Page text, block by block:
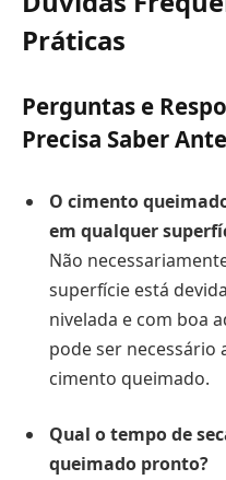
Práticas
Perguntas e
Precisa Saber
O cimento
em qualquer
Não
superfície está
nivelada e com boa
pode ser
cimento queimado.
Qual o tempo de
queimado pronto?